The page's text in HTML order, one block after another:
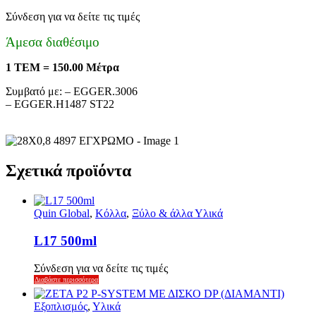
Σύνδεση για να δείτε τις τιμές
Άμεσα διαθέσιμο
1 ΤΕΜ = 150.00 Μέτρα
Συμβατό με: – EGGER.3006
– EGGER.H1487 ST22
Σχετικά προϊόντα
Quin Global, Κόλλα, Ξύλο & άλλα Υλικά
L17 500ml
Σύνδεση για να δείτε τις τιμές
Διαβάστε περισσότερα
Εξοπλισμός, Υλικά